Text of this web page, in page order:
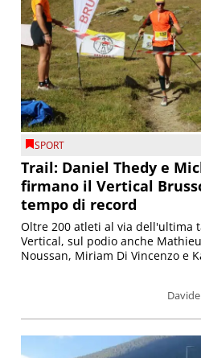
SPORT
Trail: Daniel Thedy e
firmano il Vertical
tempo di record
Oltre 200 atleti al via dell'ultima
Vertical, sul podio anche
Noussan, Miriam Di Vincenzo e